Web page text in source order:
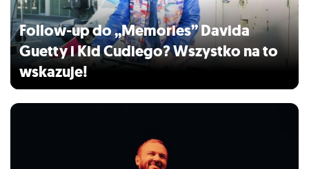
Follow-up do „Memories” Davida
Guetty i Kid Cudiego? Wszystko na to
wskazuje!